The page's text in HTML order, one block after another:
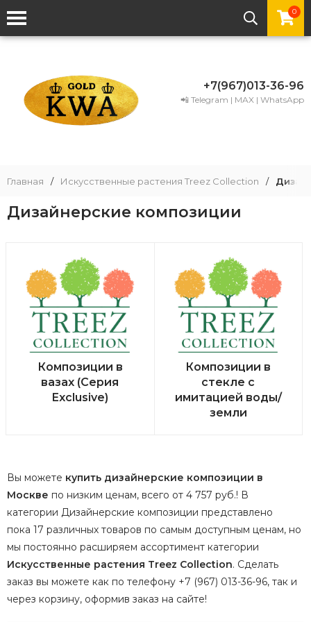
0
+7(967)013-36-96
📲 Telegram | MAX | WhatsApp
Главная / Искусственные растения Treez Collection /
Дизайнерские композиции
Композиции в
вазах (Серия
Exclusive)
Композиции в
стекле с
имитацией воды/
земли
Вы можете купить дизайнерские композиции в
Москве по низким ценам, всего от 4 757 руб.! В
категории Дизайнерские композиции представлено
пока 17 различных товаров по самым доступным ценам, но
мы постоянно расширяем ассортимент категории
Искусственные растения Treez Collection. Сделать
заказ вы можете как по телефону +7 (967) 013-36-96, так и
через корзину, оформив заказ на сайте!